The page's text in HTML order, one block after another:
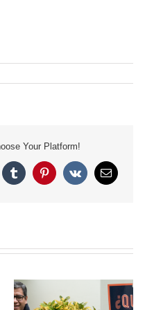
Your Platform!
TumblrPinterestVk
Correo
electrónico